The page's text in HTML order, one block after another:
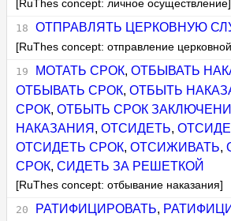
[RuThes concept: личное осуществление]
ОТПРАВЛЯТЬ ЦЕРКОВНУЮ
[RuThes concept: отправление
МОТАТЬ СРОК, ОТБЫВАТЬ
ОТБЫВАТЬ СРОК,ОТБЫТЬ
СРОК,ОТБЫТЬ СРОК
НАКАЗАНИЯ ,ОТСИДЕТЬ,
ОТСИДЕТЬ СРОК,ОТСИЖИВАТЬ,
СРОК,СИДЕТЬ ЗА РЕШЕТКОЙ
[RuThes concept: отбывание наказания]
РАТИФИЦИРОВАТЬ,